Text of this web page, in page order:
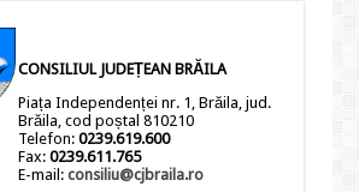
CONSILIUL JUDEȚEAN BRĂILA
Piața Independenței nr. 1, Brăila, jud.
Brăila, cod poștal 810210
Telefon: 0239.619.600
Fax: 0239.611.765
E-mail: consiliu@cjbraila.ro